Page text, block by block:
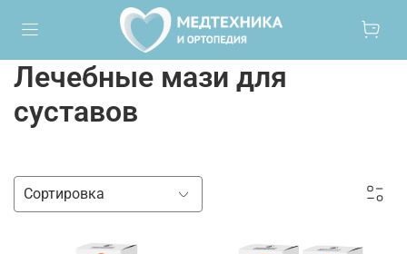
Лечебные мази для
суставов